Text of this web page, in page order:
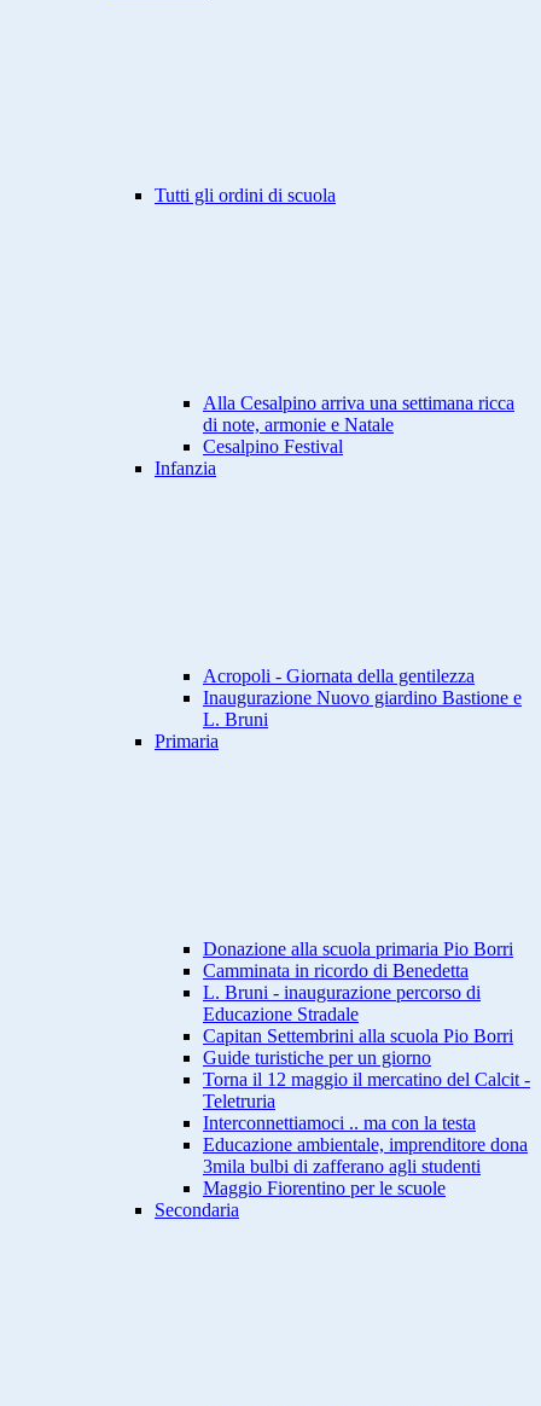
Tutti gli ordini di scuola
Alla Cesalpino arriva una settimana ricca
di note, armonie e Natale
Cesalpino Festival
Infanzia
Acropoli - Giornata della gentilezza
Inaugurazione Nuovo giardino Bastione e
L. Bruni
Primaria
Donazione alla scuola primaria Pio Borri
Camminata in ricordo di Benedetta
L. Bruni - inaugurazione percorso di
Educazione Stradale
Capitan Settembrini alla scuola Pio Borri
Guide turistiche per un giorno
Torna il 12 maggio il mercatino del Calcit -
Teletruria
Interconnettiamoci .. ma con la testa
Educazione ambientale, imprenditore dona
3mila bulbi di zafferano agli studenti
Maggio Fiorentino per le scuole
Secondaria